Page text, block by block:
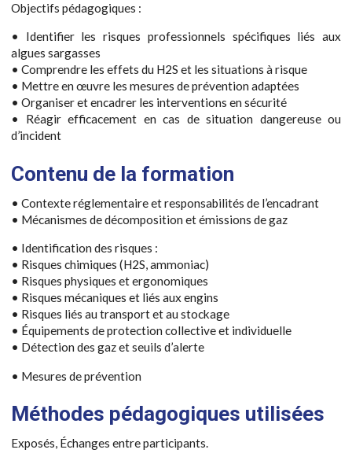
Objectifs pédagogiques :
• Identifier les risques professionnels spécifiques liés aux
algues sargasses
• Comprendre les effets du H2S et les situations à risque
• Mettre en œuvre les mesures de prévention adaptées
• Organiser et encadrer les interventions en sécurité
• Réagir efficacement en cas de situation dangereuse ou
d’incident
Contenu de la formation
• Contexte réglementaire et responsabilités de l’encadrant
• Mécanismes de décomposition et émissions de gaz
• Identification des risques :
• Risques chimiques (H2S, ammoniac)
• Risques physiques et ergonomiques
• Risques mécaniques et liés aux engins
• Risques liés au transport et au stockage
• Équipements de protection collective et individuelle
• Détection des gaz et seuils d’alerte
• Mesures de prévention
Méthodes pédagogiques utilisées
Exposés, Échanges entre participants.